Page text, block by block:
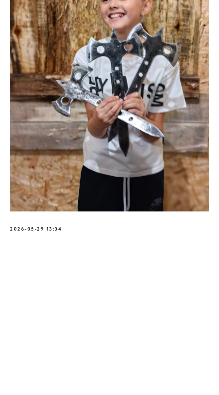
2026-05-29 13:34